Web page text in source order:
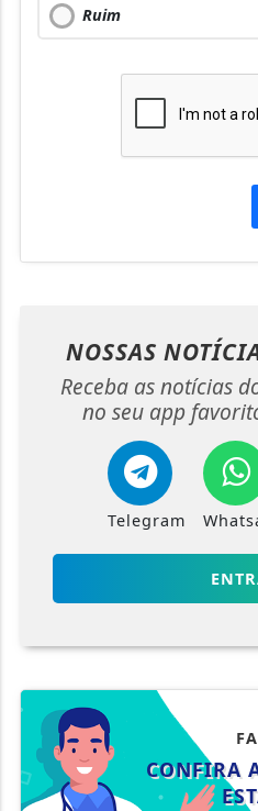
Ruim
NOSSAS
Receba as notícias
no seu app
Telegram
CONFIRA